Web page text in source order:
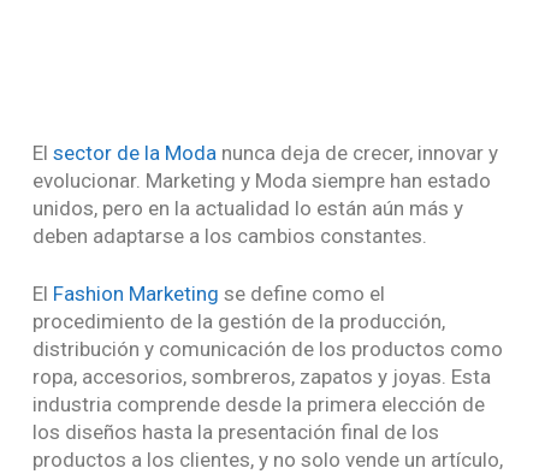
El sector de la Moda nunca deja de crecer, innovar y
evolucionar. Marketing y Moda siempre han estado
unidos, pero en la actualidad lo están aún más y
deben adaptarse a los cambios constantes.
El Fashion Marketing se define como el
procedimiento de la gestión de la producción,
distribución y comunicación de los productos como
ropa, accesorios, sombreros, zapatos y joyas. Esta
industria comprende desde la primera elección de
los diseños hasta la presentación final de los
productos a los clientes, y no solo vende un artículo,